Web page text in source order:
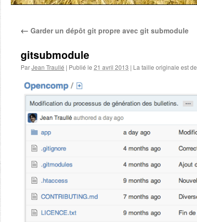
← Garder un dépôt git propre avec git submodule
gitsubmodule
ParJean Traullé | Publié le 21 avril 2013 | La taille originale est de